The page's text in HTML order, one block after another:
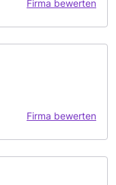
Firma bewerten
Firma bewerten